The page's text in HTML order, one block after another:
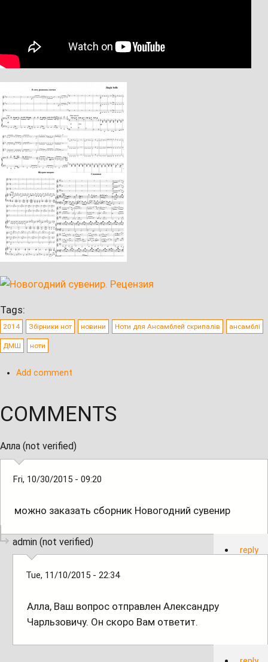
Tags:
2014 Збірники нот новини Ноти для Ансамблей скрипалів ансамблі
ДМШ ноти
Add comment
COMMENTS
Алла (not verified)
Fri, 10/30/2015 - 09:20
можно заказать сборник Новогодний сувенир
reply
admin (not verified)
Tue, 11/10/2015 - 22:34
Алла, Ваш вопрос отправлен Александру
Чарльзовичу. Он скоро Вам ответит.